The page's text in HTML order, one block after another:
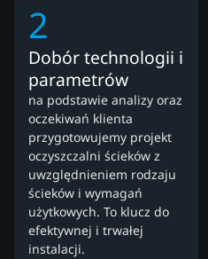
2
Dobór technologii i
parametrów
na podstawie analizy oraz
oczekiwań klienta
przygotowujemy projekt
oczyszczalni ścieków z
uwzględnieniem rodzaju
ścieków i wymagań
użytkowych. To klucz do
efektywnej i trwałej
instalacji.